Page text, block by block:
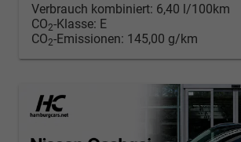
Verbrauch kombiniert: 6,40 l/100km
CO2-Klasse: E
CO2-Emissionen: 145,00 g/km